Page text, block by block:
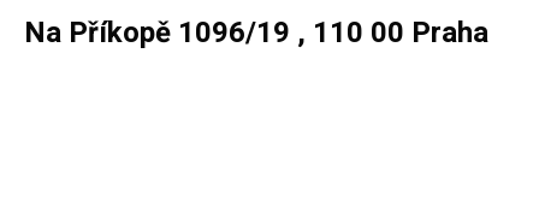
Na Příkopě 1096/19 , 110 00 Praha